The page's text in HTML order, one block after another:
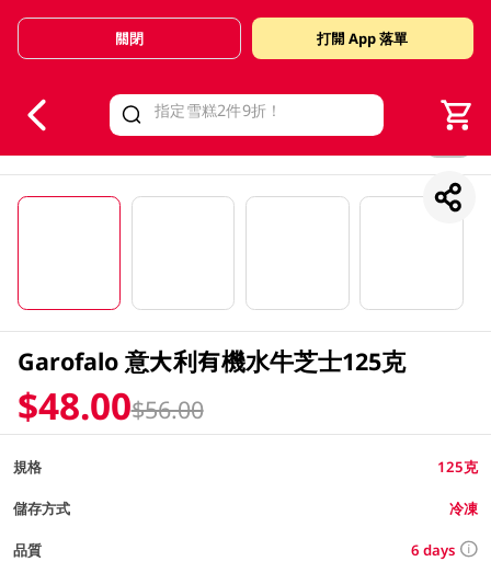
Valid Until 30 June 2026
關閉 打開 App 落單
Garofalo 意大利有機水牛芝士125克
$48.00$56.00
規格 125克
儲存方式 冷凍
品質 6 days